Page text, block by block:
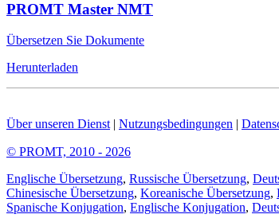
PROMT Master NMT
Übersetzen Sie Dokumente
Herunterladen
Über unseren Dienst | Nutzungsbedingungen |
© PROMT, 2010 - 2026
Englische Übersetzung, Russische Übersetzung,
Chinesische Übersetzung, Koreanische Übersetzung,
Spanische Konjugation, Englische Konjugation,